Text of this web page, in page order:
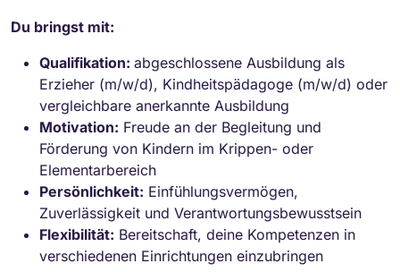
Du bringst mit:
Qualifikation: abgeschlossene Ausbildung als
Erzieher (m/w/d), Kindheitspädagoge (m/w/d) oder
vergleichbare anerkannte Ausbildung
Motivation: Freude an der Begleitung und
Förderung von Kindern im Krippen- oder
Elementarbereich
Persönlichkeit: Einfühlungsvermögen,
Zuverlässigkeit und Verantwortungsbewusstsein
Flexibilität: Bereitschaft, deine Kompetenzen in
verschiedenen Einrichtungen einzubringen